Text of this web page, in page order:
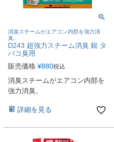
消臭スチームがエアコン内部を強力消
臭。
D243 超強力スチーム消臭 銀 タ
バコ臭用
販売価格 ¥880税込
消臭スチームがエアコン内部を
強力消臭。
詳細を見る